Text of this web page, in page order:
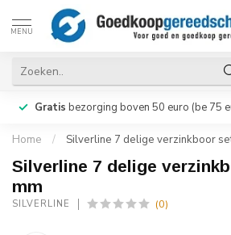
MENU
Gratis bezorging boven 50 euro (be 75
Home / Silverline 7 delige verzinkboor
Silverline 7 delige
mm
SILVERLINE (0)